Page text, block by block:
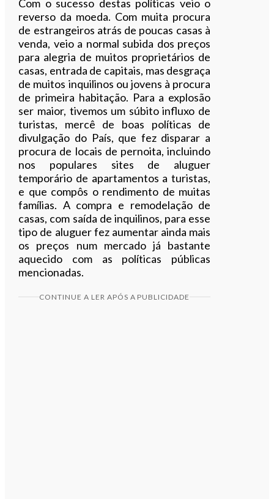
Com o sucesso destas políticas veio o
reverso da moeda. Com muita procura
de estrangeiros atrás de poucas casas à
venda, veio a normal subida dos preços
para alegria de muitos proprietários de
casas, entrada de capitais, mas desgraça
de muitos inquilinos ou jovens à procura
de primeira habitação. Para a explosão
ser maior, tivemos um súbito influxo de
turistas, mercê de boas políticas de
divulgação do País, que fez disparar a
procura de locais de pernoita, incluindo
nos populares sites de aluguer
temporário de apartamentos a turistas,
e que compôs o rendimento de muitas
famílias. A compra e remodelação de
casas, com saída de inquilinos, para esse
tipo de aluguer fez aumentar ainda mais
os preços num mercado já bastante
aquecido com as políticas públicas
mencionadas.
CONTINUE A LER APÓS A PUBLICIDADE